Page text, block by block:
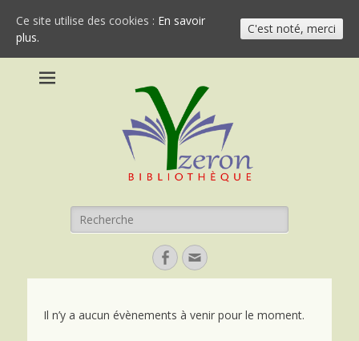
Recherche
pour:
Facebook
Email
Il n’y a aucun évènements à venir pour le moment.
Ce site utilise des cookies : En savoir
plus.
C'est noté, merci